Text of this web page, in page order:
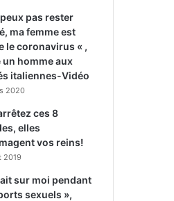
peux pas rester
ma femme est
le coronavirus « ,
un homme aux
italiennes-Vidéo
2020
ces 8
elles
vos reins!
2019
sur moi pendant
sexuels »,